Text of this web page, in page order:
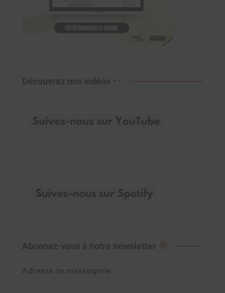
Découvrez nos vidéos
Abonnez-vous à notre newsletter
Adresse de messagerie